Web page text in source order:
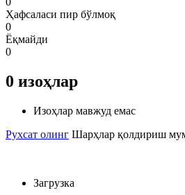
Ҳафсаласи пир бўлмоқ
0
Ёқмайди
0
0 изоҳлар
Изоҳлар мавжуд емас
Рухсат олинг Шарҳлар қолдириш
Загрузка